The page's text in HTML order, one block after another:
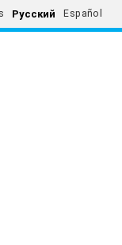
Русский Español